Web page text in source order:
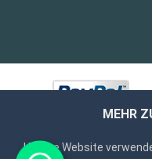
MEHR
Unsere Website